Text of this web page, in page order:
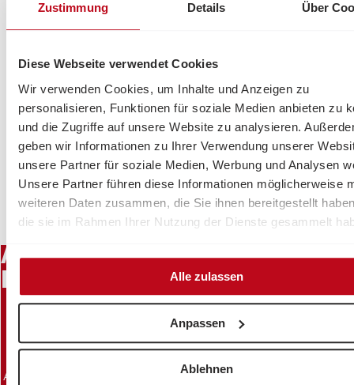
Zustimmung Details Über
Diese Webseite verwendet Cookies
Wir verwenden Cookies, um Inhalte und Anzeigen zu
personalisieren, Funktionen für soziale Medien anbieten zu
und die Zugriffe auf unsere Website zu analysieren.
geben wir Informationen zu Ihrer Verwendung unserer
unsere Partner für soziale Medien, Werbung und Analysen
Unsere Partner führen diese Informationen möglicherweise
weiteren Daten zusammen, die Sie ihnen bereitgestellt
die sie im Rahmen Ihrer Nutzung der Dienste gesammelt
Alle zulassen
Anpassen
Ablehnen
Die Kosten für die Angehörigenentlastung, werden von
der Salzburger Landesregierung bezuschusst. Wir
Aufstellung der Kosten finden Sie unter “
Pflege & Betreuung”
Bei Bedarf kann die Angehörigenentlastung auch mit
unseren anderen Dienstleitungen verknüpft werden.
zum Kontaktformular
Schreiben Sie uns bei Fragen direkt. Wir sind gerne für
Sie da.
ANGEHÖRIGENENTLASTUNG
IN IHRER REGION
ANGEHÖRIGENENTLASTUNG SALZBURG STADT